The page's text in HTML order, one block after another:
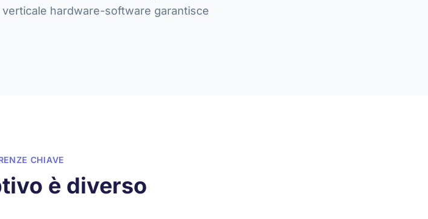
hardware-software garantisce
CHIAVE
è diverso